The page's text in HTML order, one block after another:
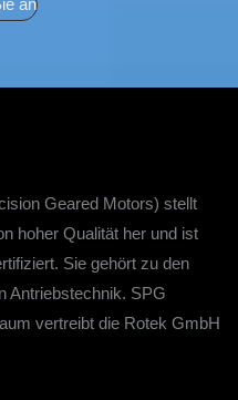
an
Geared Motors) stellt
hoher Qualität her und ist
Sie gehört zu den
Antriebstechnik. SPG
vertreibt die Rotek GmbH